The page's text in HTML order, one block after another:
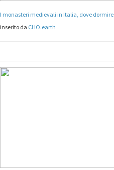
I monasteri medievali in Italia, dove dormire
inserito da CHO.earth